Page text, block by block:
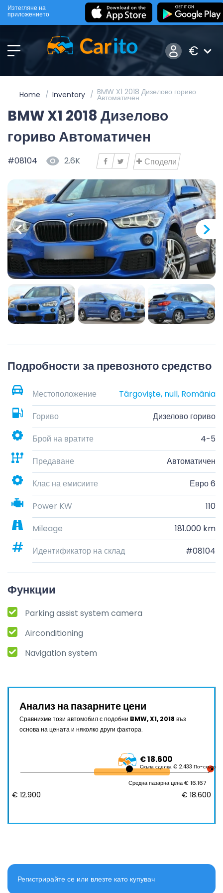
Изтегляне на
приложението
€
Home Inventory BMW X1 2018 Дизелово гориво
Автоматичен
BMW X1 2018 Дизелово
гориво Автоматичен
#08104 2.6K Сподели
Подробности за превозното средство
Местоположение
Târgoviște, null, România
Гориво
Дизелово гориво
Брой на вратите
4-5
Предаване
Автоматичен
Клас на емисиите
Евро 6
Power KW
110
Mileage
181.000 km
Идентификатор на склад
#08104
Функции
Parking assist system camera
Airconditioning
Navigation system
Анализ на пазарните цени
Сравнихме този автомобил с подобни BMW, X1, 2018 въз
основа на цената и няколко други фактора.
€ 18.600
Скъпа сделка € 2.433 По-скъпо
Средна пазарна цена € 16.167
€ 12.900 € 18.600
Регистрирайте се или влезте като купувач